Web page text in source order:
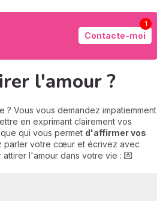
Contacte-moi
1
l'amour ?
Vous vous demandez impatiemment
en exprimant clairement vos
qui vous permet d'affirmer vos
parler votre cœur et écrivez avec
l'amour dans votre vie : 💌